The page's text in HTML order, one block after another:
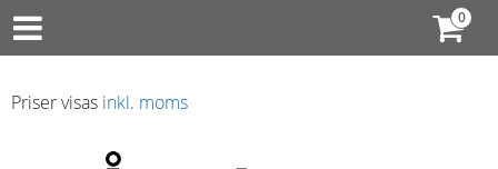
Priser visas inkl. moms